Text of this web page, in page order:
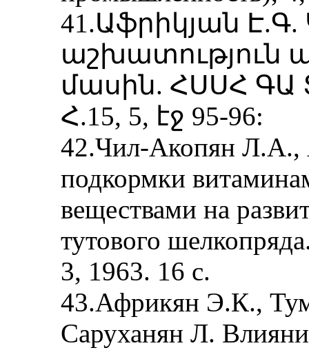
41.Աֆրիկյան
աշխատություն
մասին. ՀՍՍՀ ԳԱ
Հ.15, 5, էջ 95-96:
42.Чил-Акопян Л.А.,
подкормки
веществами на
тутового
3, 1963. 16 с.
43.Африкян Э.К.,
Саруханян Л.